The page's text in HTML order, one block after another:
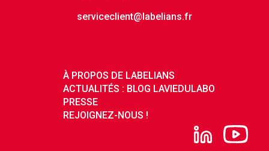
serviceclient@labelians.fr
À PROPOS DE LABELIANS
ACTUALITÉS : BLOG LAVIEDULABO
PRESSE
REJOIGNEZ-NOUS !